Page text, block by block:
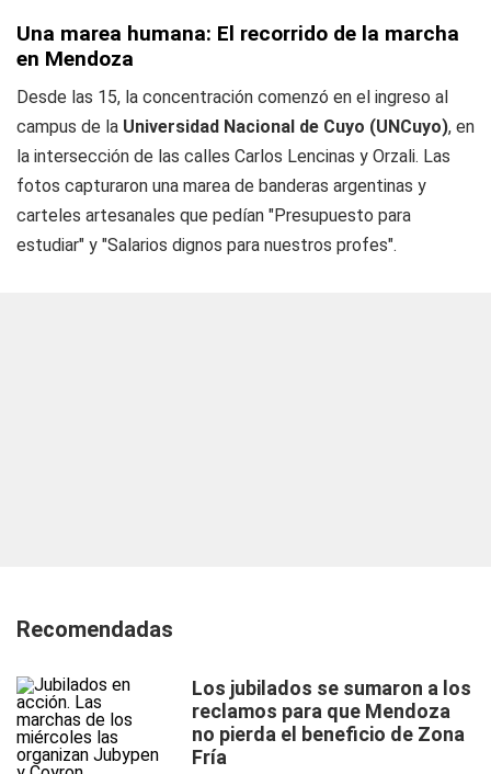
Una marea humana: El recorrido de la marcha
en Mendoza
Desde las 15, la concentración comenzó en el ingreso al
campus de la Universidad Nacional de Cuyo (UNCuyo), en
la intersección de las calles Carlos Lencinas y Orzali. Las
fotos capturaron una marea de banderas argentinas y
carteles artesanales que pedían "Presupuesto para
estudiar" y "Salarios dignos para nuestros profes".
Recomendadas
Los jubilados se sumaron a los
reclamos para que Mendoza
no pierda el beneficio de Zona
Fría